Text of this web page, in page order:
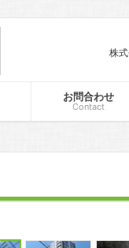
株
お問合わせ
Contact